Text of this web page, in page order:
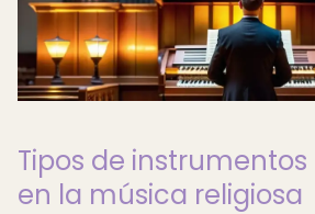
Tipos de instrumentos
en la música religiosa